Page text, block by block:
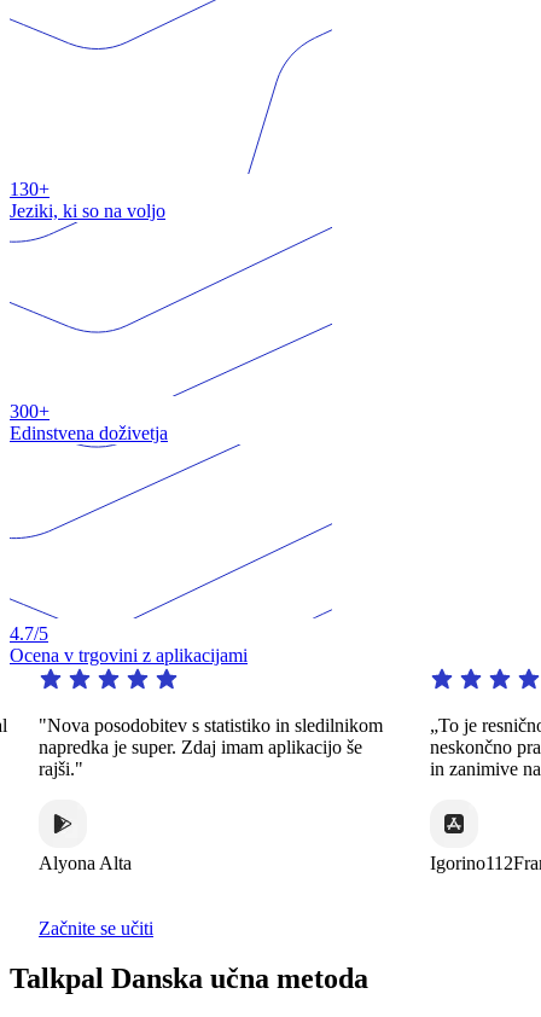
130+
Jeziki, ki so na voljo
300+
Edinstvena doživetja
4.7/5
Ocena v trgovini z aplikacijami
"Nova posodobitev s statistiko in sledilnikom
napredka je super. Zdaj imam aplikacijo še
rajši."
Alyona Alta
„To je resnično
neskončno
in zanimive
Igorino112France
Začnite se učiti
Talkpal Danska učna metoda